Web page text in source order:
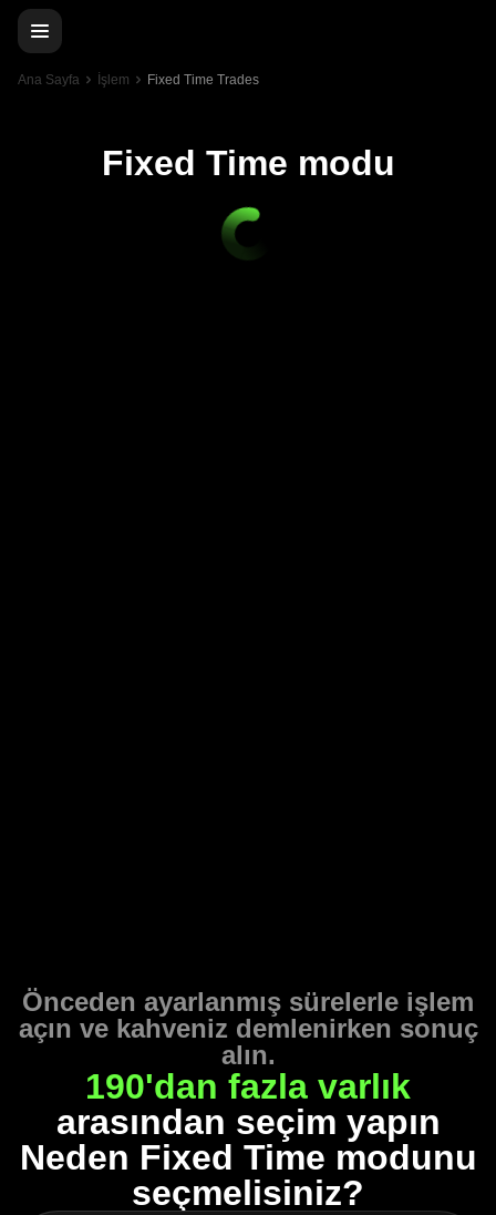
Ana Sayfa İşlem Fixed Time Trades
Fixed Time modu
Önceden ayarlanmış sürelerle işlem
açın ve kahveniz demlenirken sonuç
alın.
190'dan fazla varlık
arasından seçim yapın
Neden Fixed Time modunu
seçmelisiniz?